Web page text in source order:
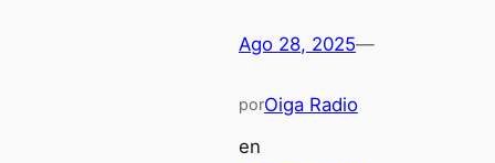
Ago 28, 2025—
porOiga Radio
en